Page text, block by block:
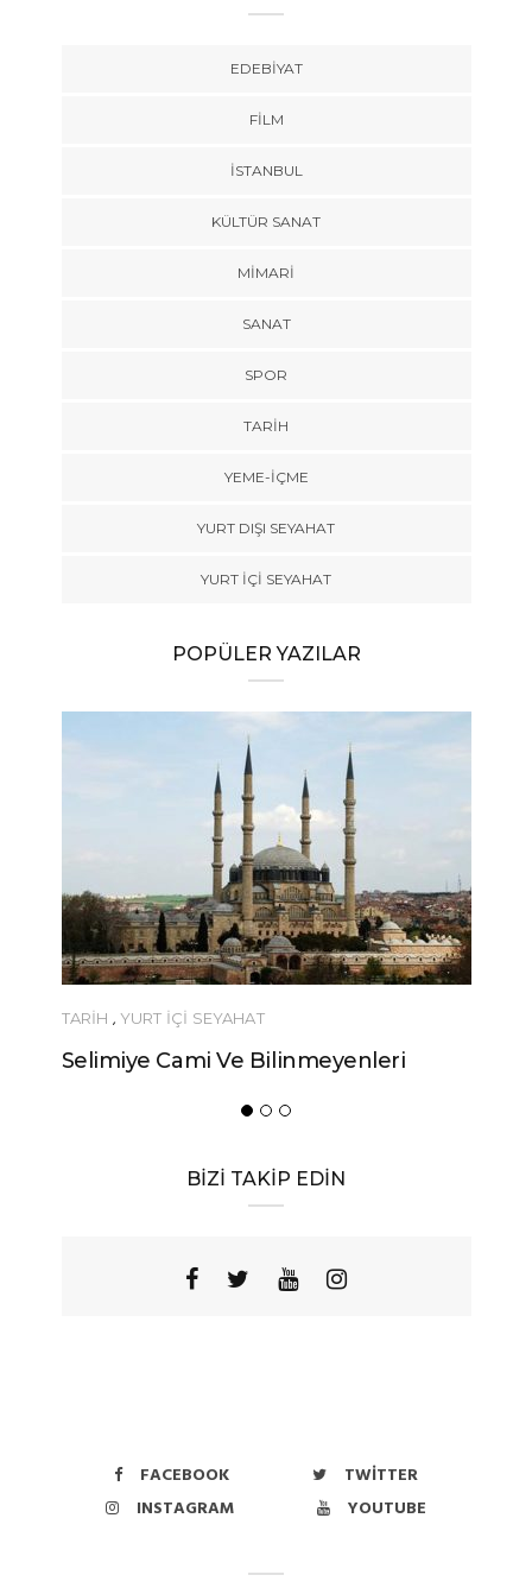
EDEBIYAT
FILM
İSTANBUL
KÜLTÜR SANAT
MIMARI
SANAT
SPOR
TARİH
YEME-İÇME
YURT DIŞI SEYAHAT
YURT İÇİ SEYAHAT
POPÜLER YAZILAR
TARİH , YURT İÇİ SEYAHAT
Selimiye Cami Ve Bilinmeyenleri
BİZİ TAKİP EDİN
FACEBOOK
TWITTER
INSTAGRAM
YOUTUBE